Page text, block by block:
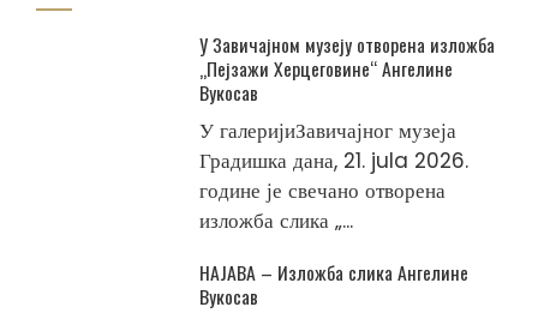
У Завичајном музеју отворена изложба
„Пејзажи Херцеговине“ Ангелине
Вукосав
У галеријиЗавичајног музеја
Градишка дана, 21. jula 2026.
године је свечано отворена
изложба слика „...
НАЈАВА – Изложба слика Ангелине
Вукосав